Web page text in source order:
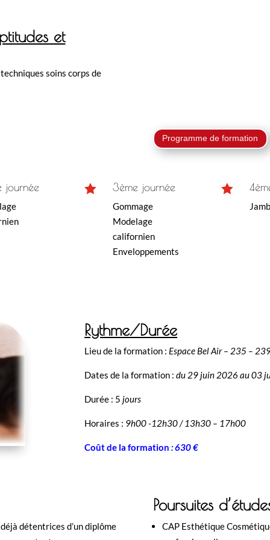
et
soins corps de
Programme de formation
journée  3ème journée
Gommage
Modelage
californien
Enveloppements

Rythme/Durée
Lieu de la formation : Espace Bel Air – 235 –
Dates de la formation :du 29 juin 2026 au 03
Durée : 5 jours
Horaires : 9h00 -12h30 / 13h30 – 17h00
Coût de la formation:630 €
détentrices d’un diplôme
Poursuites
CAP Esthétique